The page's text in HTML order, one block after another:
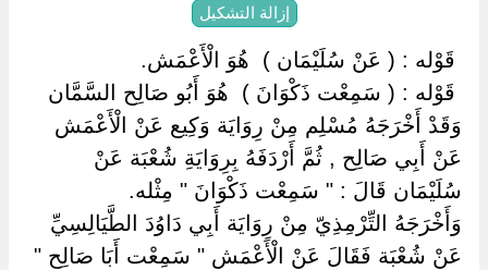
إزالة التشكيل
‏ ‏قَوْله : ( عَنْ سُلَيْمَان ) ‏ ‏هُوَ الْأَعْمَش.
‏ ‏قَوْله : ( سَمِعْت ذَكْوَانَ ) ‏ ‏هُوَ أَبُو صَالِح السَّمَّان
وَقَدْ أَخْرَجَهُ مُسْلِم مِنْ رِوَايَة وَكِيع عَنْ الْأَعْمَش
عَنْ أَبِي صَالِح , ثُمَّ أَرْدَفَهُ بِرِوَايَةِ شُعْبَة عَنْ
سُلَيْمَان قَالَ : " سَمِعْت ذَكْوَانَ " مِثْله.
وَأَخْرَجَهُ التِّرْمِذِيّ مِنْ رِوَايَة أَبِي دَاوُدَ الطَّيَالِسِيِّ
عَنْ شُعْبَة فَقَالَ عَنْ الْأَعْمَش " سَمِعْت أَبَا صَالِح "